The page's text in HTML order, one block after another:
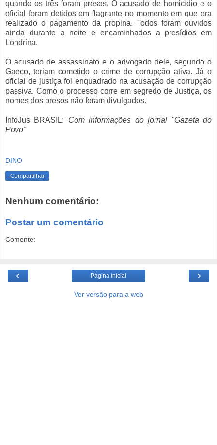
quando os três foram presos. O acusado de homicídio e o
oficial foram detidos em flagrante no momento em que era
realizado o pagamento da propina. Todos foram ouvidos
ainda durante a noite e encaminhados a presídios em
Londrina.
O acusado de assassinato e o advogado dele, segundo o
Gaeco, teriam cometido o crime de corrupção ativa. Já o
oficial de justiça foi enquadrado na acusação de corrupção
passiva. Como o processo corre em segredo de Justiça, os
nomes dos presos não foram divulgados.
InfoJus BRASIL: Com informações do jornal "Gazeta do
Povo"
DINO
Compartilhar
Nenhum comentário:
Postar um comentário
Comente:
‹ ›
Página inicial
Ver versão para a web